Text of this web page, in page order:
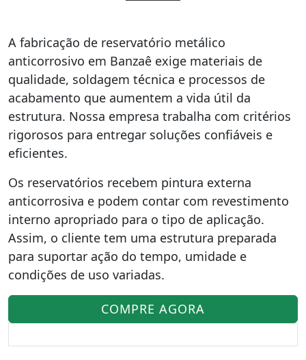
A fabricação de reservatório metálico
anticorrosivo em Banzaê exige materiais de
qualidade, soldagem técnica e processos de
acabamento que aumentem a vida útil da
estrutura. Nossa empresa trabalha com critérios
rigorosos para entregar soluções confiáveis e
eficientes.
Os reservatórios recebem pintura externa
anticorrosiva e podem contar com revestimento
interno apropriado para o tipo de aplicação.
Assim, o cliente tem uma estrutura preparada
para suportar ação do tempo, umidade e
condições de uso variadas.
COMPRE AGORA